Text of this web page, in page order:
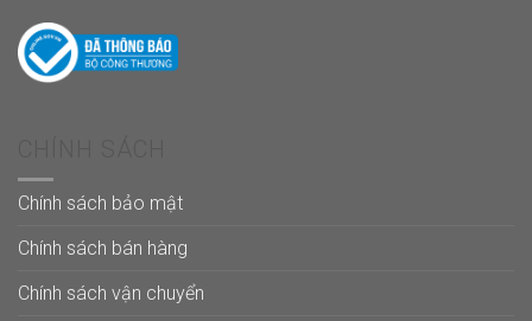
Chính sách bảo mật
Chính sách bán hàng
Chính sách vận chuyển